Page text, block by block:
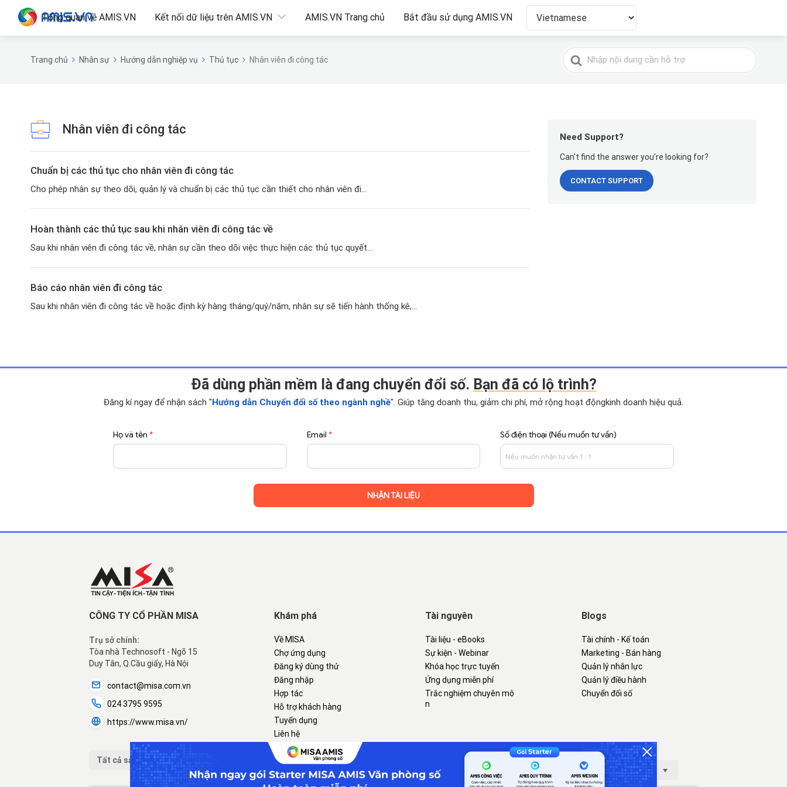
Tổng quan về AMIS.VN Kết nối dữ liệu trên AMIS.VN AMIS.VN Trang chủ Bắt đầu sử dụng AMIS.VN
Trang chủ Nhân sự Hướng dẫn nghiệp vụ Thủ tục Nhân viên đi công tác
Tìm
kiếm
Nhân viên đi công tác
Chuẩn bị các thủ tục cho nhân viên đi công tác
Cho phép nhân sự theo dõi, quản lý và chuẩn bị các thủ tục cần thiết cho nhân viên đi...
Hoàn thành các thủ tục sau khi nhân viên đi công tác về
Sau khi nhân viên đi công tác về, nhân sự cần theo dõi việc thực hiện các thủ tục quyết...
Báo cáo nhân viên đi công tác
Sau khi nhân viên đi công tác về hoặc định kỳ hàng tháng/quý/năm, nhân sự sẽ tiến hành thống kê,...
Need Support?
Can't find the answer you're looking for?
CONTACT SUPPORT
Ðã dùng phần mềm là đang chuyển đổi số. Bạn đã có lộ trình?
Đăng kí ngay để nhận sách "Hướng dẫn Chuyển đổi số theo ngành nghề". Giúp tăng doanh thu, giảm chi phí, mở rộng hoạt độngkinh doanh hiệu quả.
Họ và tên * Email * Số điện thoại (Nếu muốn tư vấn)
CÔNG TY CỔ PHẦN MISA
Trụ sở chính:
Tòa nhà Technosoft - Ngõ 15
Duy Tân, Q.Cầu giấy, Hà Nội
contact@misa.com.vn
024 3795 9595
https://www.misa.vn/
Tất cả sản phẩm MISA
Khám phá
Về MISA
Chợ ứng dụng
Đăng ký dùng thử
Đăng nhập
Hợp tác
Hỗ trợ khách hàng
Tuyển dụng
Liên hệ
Tài nguyên
Tài liệu - eBooks
Sự kiện - Webinar
Khóa học trực tuyến
Ứng dụng miễn phí
Trắc nghiệm chuyên mô
n
Blogs
Tài chính - Kế toán
Marketing - Bán hàng
Quản lý nhân lực
Quản lý điều hành
Chuyển đổi số
Website thành viên